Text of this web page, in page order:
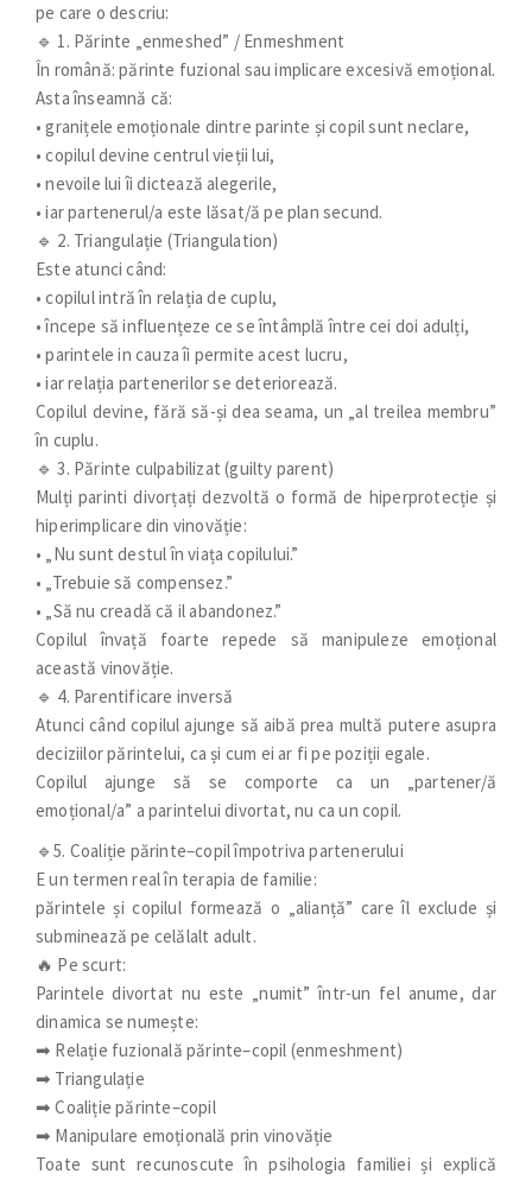
pe care o descriu:
🔹 1. Părinte „enmeshed” / Enmeshment
În română: părinte fuzional sau implicare excesivă emoțional.
Asta înseamnă că:
• granițele emoționale dintre parinte și copil sunt neclare,
• copilul devine centrul vieții lui,
• nevoile lui îi dictează alegerile,
• iar partenerul/a este lăsat/ă pe plan secund.
🔹 2. Triangulație (Triangulation)
Este atunci când:
• copilul intră în relația de cuplu,
• începe să influențeze ce se întâmplă între cei doi adulți,
• parintele in cauza îi permite acest lucru,
• iar relația partenerilor se deteriorează.
Copilul devine, fără să-și dea seama, un „al treilea membru”
în cuplu.
🔹 3. Părinte culpabilizat (guilty parent)
Mulți parinti divorțați dezvoltă o formă de hiperprotecție și
hiperimplicare din vinovăție:
• „Nu sunt destul în viața copilului.”
• „Trebuie să compensez.”
• „Să nu creadă că il abandonez.”
Copilul învață foarte repede să manipuleze emoțional
această vinovăție.
🔹 4. Parentificare inversă
Atunci când copilul ajunge să aibă prea multă putere asupra
deciziilor părintelui, ca și cum ei ar fi pe poziții egale.
Copilul ajunge să se comporte ca un „partener/ă
emoțional/a” a parintelui divortat, nu ca un copil.
🔹5. Coaliție părinte–copil împotriva partenerului
E un termen real în terapia de familie:
părintele și copilul formează o „alianță” care îl exclude și
subminează pe celălalt adult.
🔥 Pe scurt:
Parintele divortat nu este „numit” într-un fel anume, dar
dinamica se numește:
➡ Relație fuzională părinte–copil (enmeshment)
➡ Triangulație
➡ Coaliție părinte–copil
➡ Manipulare emoțională prin vinovăție
Toate sunt recunoscute în psihologia familiei și explică